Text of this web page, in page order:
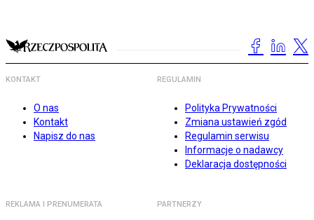
KONTAKT
O nas
Kontakt
Napisz do nas
REGULAMIN
Polityka Prywatności
Zmiana ustawień zgód
Regulamin serwisu
Informacje o nadawcy
Deklaracja dostępności
REKLAMA I PRENUMERATA PARTNERZY